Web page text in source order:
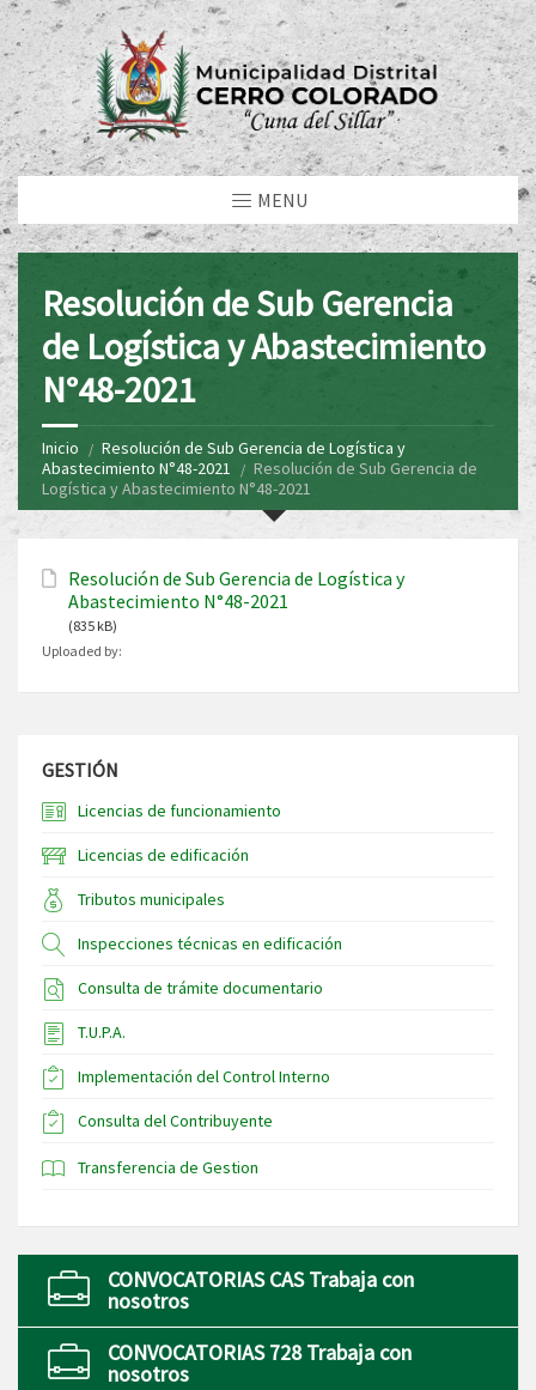
MENU
Resolución de Sub Gerencia
de Logística y Abastecimiento
N°48-2021
Inicio
Resolución de Sub Gerencia de Logística y
Abastecimiento N°48-2021
Resolución de Sub Gerencia de
Logística y Abastecimiento N°48-2021
Resolución de Sub Gerencia de Logística y
Abastecimiento N°48-2021
(835 kB)
Uploaded by:
GESTIÓN
Licencias de funcionamiento
Licencias de edificación
Tributos municipales
Inspecciones técnicas en edificación
Consulta de trámite documentario
T.U.P.A.
Implementación del Control Interno
Consulta del Contribuyente
Transferencia de Gestion
CONVOCATORIAS CAS Trabaja con
nosotros
CONVOCATORIAS 728 Trabaja con
nosotros